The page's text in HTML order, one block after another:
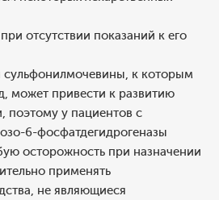
отсутствии показаний к его
к которым
может привести к развитию
поэтому у пациентов с
6-фосфатдегидрогеназы
осторожность при назначении
применять
не являющиеся